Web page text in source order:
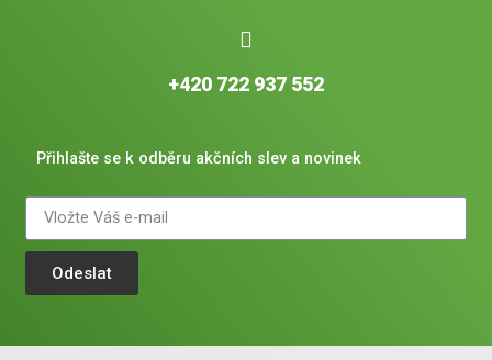
+420 722 937 552
Přihlašte se k odběru akčních slev a novinek
Odeslat